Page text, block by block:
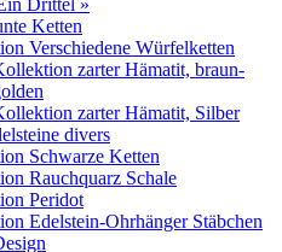
Drittel »
Ketten
Verschiedene Würfelketten
zarter Hämatit, braun-
zarter Hämatit, Silber
divers
Schwarze Ketten
Rauchquarz Schale
Peridot
Edelstein-Ohrhänger Stäbchen